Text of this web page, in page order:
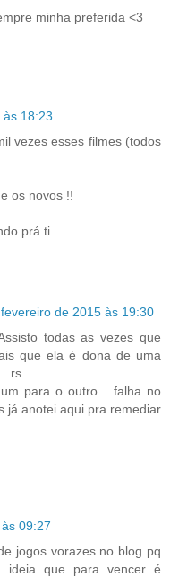
minha preferida <3
18:23
vezes esses filmes (todos
os novos !!
prá ti
de 2015 às 19:30
todas as vezes que
que ela é dona de uma
rs
para o outro... falha no
já anotei aqui pra remediar
09:27
jogos vorazes no blog pq
ideia que para vencer é